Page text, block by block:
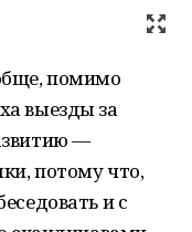
помимо
выезды за
—
потому что,
и с